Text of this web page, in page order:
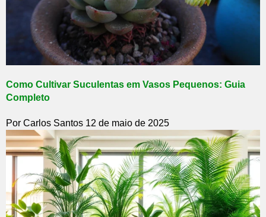
Como Cultivar Suculentas em Vasos Pequenos: Guia
Completo
Por Carlos Santos 12 de maio de 2025